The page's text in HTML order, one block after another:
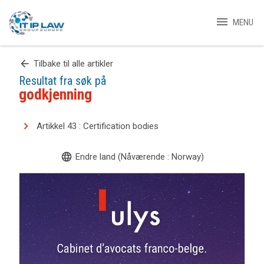
menu MENU
arrow_back Tilbake til alle artikler
Resultat fra søk på
godkjenning
Artikkel 43 : Certification bodies
language Endre land (Nåværende : Norway)